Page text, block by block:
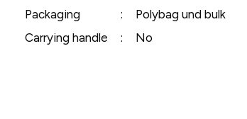
Packaging
:
Polybag und bulk
Carrying handle
: No